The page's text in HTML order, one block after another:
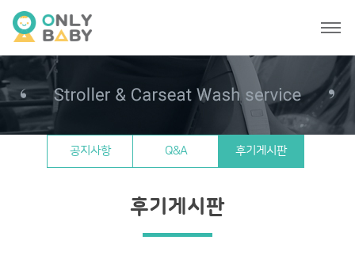
공지사항 Q&A 후기게시판
후기게시판